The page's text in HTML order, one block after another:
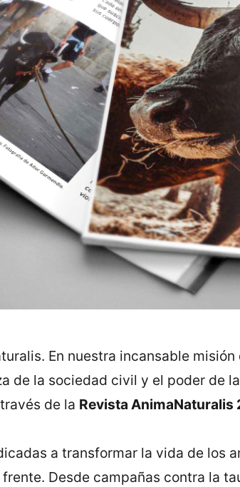
En nuestra incansable
de la sociedad civil y el poder de
de la Revista AnimaNaturalis
a transformar la vida de los
Desde campañas contra la